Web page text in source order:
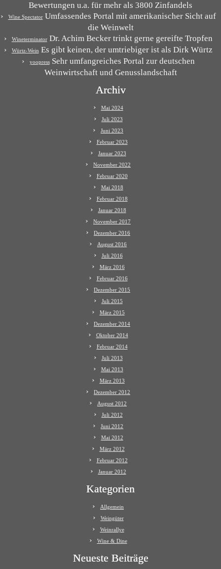
Bewertungen u.a. für mehr als 3800 Zinfandels
Wine SpectatorUmfassendes Portal mit amerikanischer Sicht auf
die Weinwelt
WineterminatorDr. Achim Becker trinkt gerne gereifte Tropfen
Würtz-Wein Es gibt keinen, der umtriebiger ist als Dirk Würtz
yoopressSehr umfangreiches Portal zur deutschen
Weinwirtschaft und Genusslandschaft
Archiv
Mai 2024
Juli 2023
Juni 2023
Februar 2023
Januar 2023
November 2022
Februar 2020
Mai 2018
Februar 2018
Januar 2018
November 2017
Dezember 2016
August 2016
Juli 2016
März 2016
Februar 2016
Dezember 2015
Juli 2015
März 2015
Dezember 2014
Oktober 2014
Februar 2014
Juli 2013
Mai 2013
März 2013
Dezember 2012
August 2012
Juli 2012
Juni 2012
Mai 2012
März 2012
Februar 2012
Januar 2012
Kategorien
Allgemein
Weingüter
Weinrallye
Wine & Dine
Neueste Beiträge